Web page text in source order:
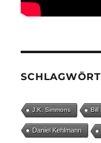
J.K. Simmons Bill
Daniel Kehlmann